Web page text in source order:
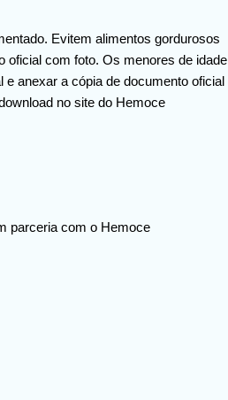
Evitem alimentos gordurosos
oficial com foto. Os menores de idade
anexar a cópia de documento oficial
no site do Hemoce
parceria com o Hemoce